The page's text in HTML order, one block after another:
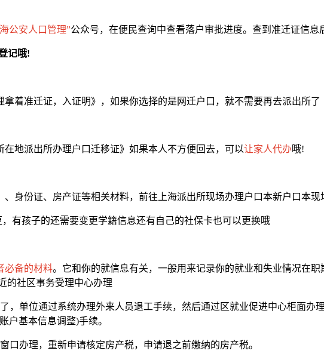
公安人口管理”公众号，在便民查询中查看落户审批进度。查到准迁证信息
记哦!
着准迁证，入证明》，如果你选择的是网迁户口，就不需要再去派出所了
地派出所办理户口迁移证》如果本人不方便回去，可以让家人代办哦!
身份证、房产证等相关材料，前往上海派出所现场办理户口本新户口本
有孩子的还需要变更学籍信息还有自己的社保卡也可以更换哦
必备的材料。它和你的就信息有关，一般用来记录你的就业和失业情况在
的社区事务受理中心办理
，单位通过系统办理外来人员退工手续，然后通过区就业促进中心柜面办
户基本信息调整)手续。
口办理，重新申请核定房产税，申请退之前缴纳的房产税。